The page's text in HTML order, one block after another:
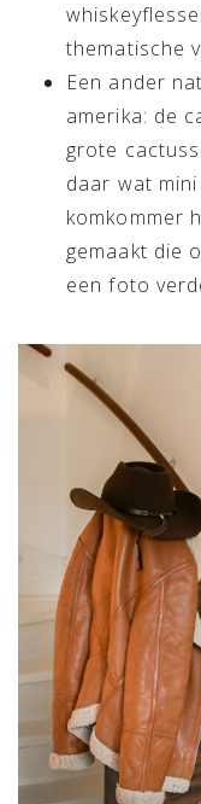
thematische
Een ander
amerika: de
grote
daar wat
komkommer
gemaakt die
een foto